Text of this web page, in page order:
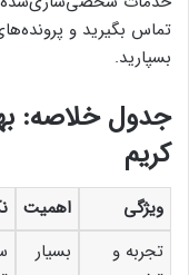
تماس بگیرید و
بسپارید.
جدول خلاصه:
کریم
ویژگی اهمیت
تجربه و
بسیار